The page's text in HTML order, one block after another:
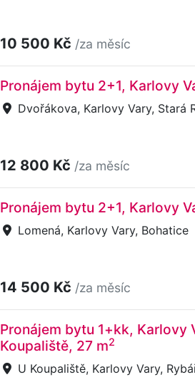
10 500 Kč /za měsíc
Pronájem bytu 2+1, Karlovy
Dvořákova, Karlovy Vary, Stará
12 800 Kč /za měsíc
Pronájem bytu 2+1, Karlovy
Lomená, Karlovy Vary, Bohatice
14 500 Kč /za měsíc
Pronájem bytu 1+kk, Karlovy
Koupaliště, 27 m2
U Koupaliště, Karlovy Vary,